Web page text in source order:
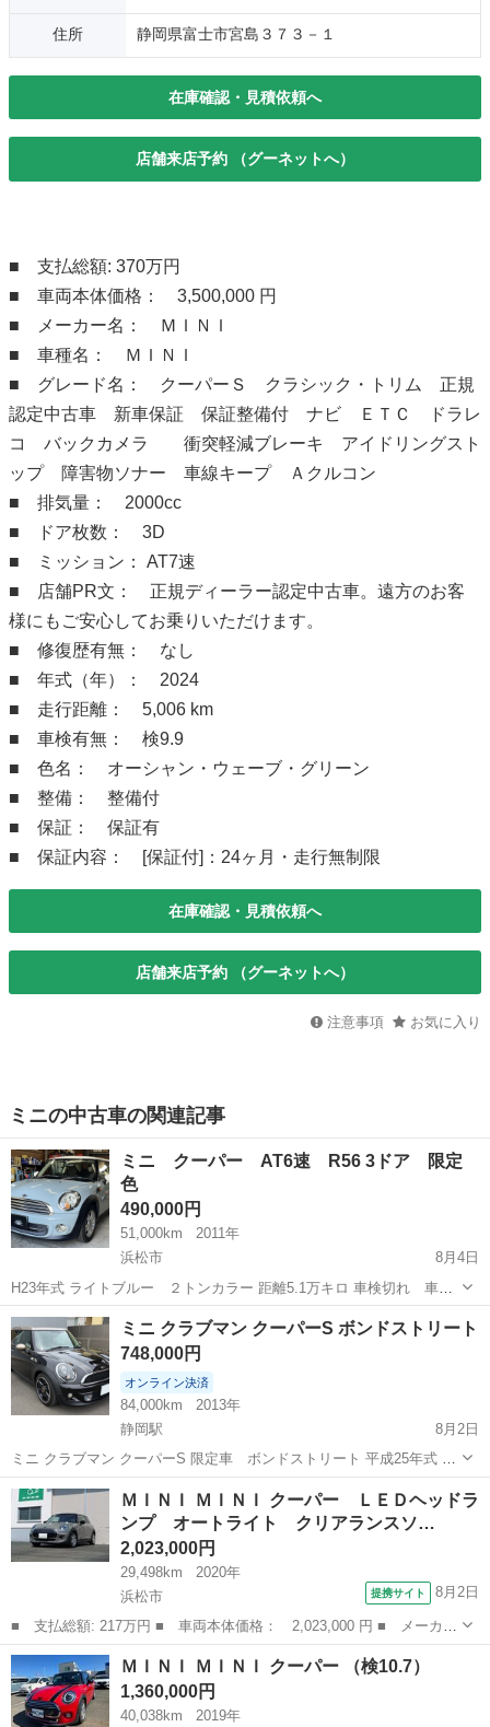
住所 静岡県富士市宮島３７３－１
在庫確認・見積依頼へ
店舗来店予約 （グーネットへ）
■ 支払総額: 370万円
■ 車両本体価格： 3,500,000 円
■ メーカー名： ＭＩＮＩ
■ 車種名： ＭＩＮＩ
■ グレード名： クーパーＳ クラシック・トリム 正規
認定中古車 新車保証 保証整備付 ナビ ＥＴＣ ドラレ
コ バックカメラ 衝突軽減ブレーキ アイドリングスト
ップ 障害物ソナー 車線キープ Ａクルコン
■ 排気量： 2000cc
■ ドア枚数： 3D
■ ミッション： AT7速
■ 店舗PR文： 正規ディーラー認定中古車。遠方のお客
様にもご安心してお乗りいただけます。
■ 修復歴有無： なし
■ 年式（年）： 2024
■ 走行距離： 5,006 km
■ 車検有無： 検9.9
■ 色名： オーシャン・ウェーブ・グリーン
■ 整備： 整備付
■ 保証： 保証有
■ 保証内容： [保証付]：24ヶ月・走行無制限
在庫確認・見積依頼へ
店舗来店予約 （グーネットへ）
注意事項 お気に入り
ミニの中古車の関連記事
ミニ クーパー AT6速 R56 3ドア 限定
色
490,000円
51,000km
2011年
浜松市
8月4日
H23年式 ライトブルー ２トンカラー 距離5.1万キロ 車検切れ 車検
付 ナビ ETC TV バックカメラ 細い傷等はあります。 凹み、大きな傷
は有りません。 値段交渉いたします。 よろしくお願いします。
静岡 浜松市 ミニ クーパー
ミニ クラブマン クーパーS ボンドストリート
748,000円
オンライン決済
84,000km
2013年
静岡駅
8月2日
ミニ クラブマン クーパーS 限定車 ボンドストリート 平成25年式 車
検 令和9年12月 本革シート 本革ダッシュボード シートヒーター 燃
料ポンプ 燃料フィルター ジャンクションボックス エアフィルター ス
パークプラグ...
静岡 静岡市
ＭＩＮＩ ＭＩＮＩ クーパー ＬＥＤヘッドラ
ンプ オートライト クリアランスソ…
2,023,000円
29,498km
2020年
浜松市
提携サイト 8月2日
■ 支払総額: 217万円 ■ 車両本体価格： 2,023,000 円 ■ メーカー
名： ＭＩＮＩ ■ 車種名： ＭＩＮＩ ■ グレード名： クーパ
ー ＬＥＤヘッドランプ オートライト クリアランスソナー コン
フォートアク...
静岡 浜松市
ＭＩＮＩ ＭＩＮＩ クーパー （検10.7）
1,360,000円
40,038km 2019年